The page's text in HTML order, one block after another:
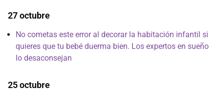
27 octubre
No cometas este error al decorar la habitación infantil si
quieres que tu bebé duerma bien. Los expertos en sueño
lo desaconsejan
25 octubre